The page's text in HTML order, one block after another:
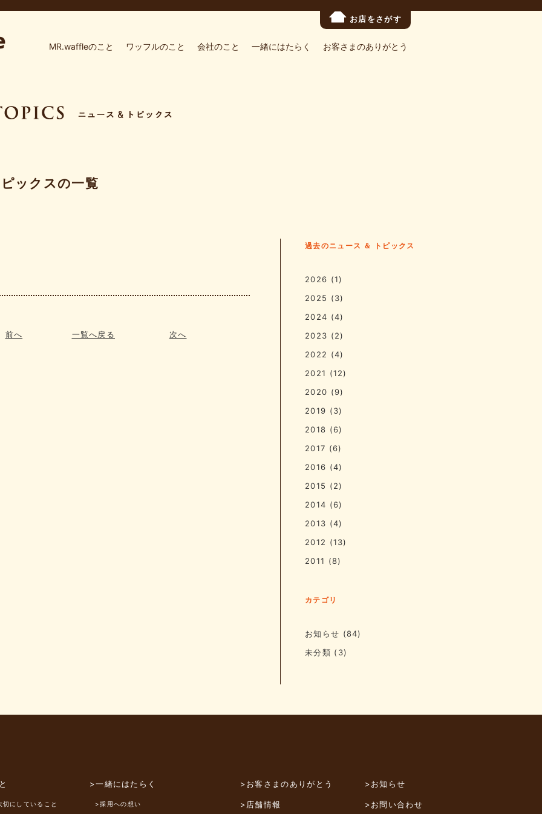
お店をさがす
MR.waffleのこと ワッフルのこと 会社のこと 一緒にはたらく お客さまのありがとう
ックスの一覧
前へ 一覧へ戻る 次へ
過去のニュース ＆ トピックス
2026 (1)
2025 (3)
2024 (4)
2023 (2)
2022 (4)
2021 (12)
2020 (9)
2019 (3)
2018 (6)
2017 (6)
2016 (4)
2015 (2)
2014 (6)
2013 (4)
2012 (13)
2011 (8)
カテゴリ
お知らせ (84)
未分類 (3)
にしていること
>一緒にはたらく
>採用への想い
>お客さまのありがとう
>店舗情報
>お知らせ
>お問い合わせ